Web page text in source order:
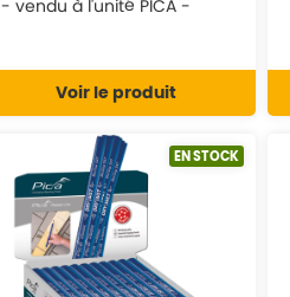
- vendu à l'unité PICA -
Voir le produit
EN STOCK